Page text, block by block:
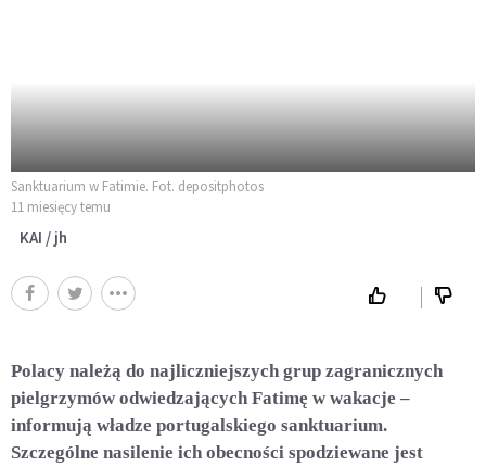
Sanktuarium w Fatimie. Fot. depositphotos
11 miesięcy temu
KAI / jh
Polacy należą do najliczniejszych grup zagranicznych
pielgrzymów odwiedzających Fatimę w wakacje –
informują władze portugalskiego sanktuarium.
Szczególne nasilenie ich obecności spodziewane jest